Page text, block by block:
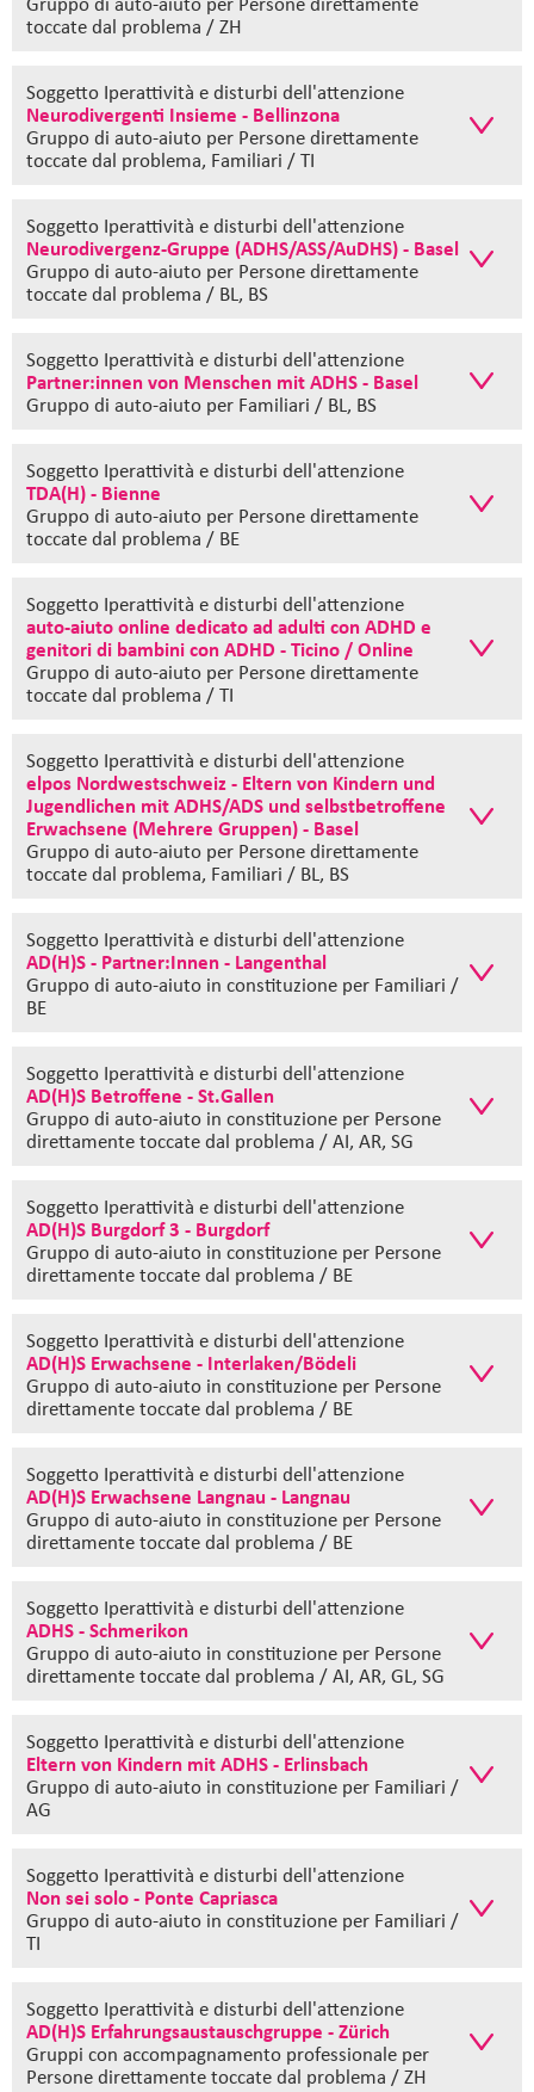
toccate dal problema / ZH
Soggetto Iperattività e disturbi dell'attenzione
Neurodivergenti Insieme - Bellinzona
Gruppo di auto-aiuto per Persone direttamente
toccate dal problema, Familiari / TI
Soggetto Iperattività e disturbi dell'attenzione
Neurodivergenz-Gruppe (ADHS/ASS/AuDHS) - Basel
Gruppo di auto-aiuto per Persone direttamente
toccate dal problema / BL, BS
Soggetto Iperattività e disturbi dell'attenzione
Partner:innen von Menschen mit ADHS - Basel
Gruppo di auto-aiuto per Familiari / BL, BS
Soggetto Iperattività e disturbi dell'attenzione
TDA(H) - Bienne
Gruppo di auto-aiuto per Persone direttamente
toccate dal problema / BE
Soggetto Iperattività e disturbi dell'attenzione
auto-aiuto online dedicato ad adulti con ADHD e
genitori di bambini con ADHD - Ticino / Online
Gruppo di auto-aiuto per Persone direttamente
toccate dal problema / TI
Soggetto Iperattività e disturbi dell'attenzione
elpos Nordwestschweiz - Eltern von Kindern und
Jugendlichen mit ADHS/ADS und selbstbetroffene
Erwachsene (Mehrere Gruppen) - Basel
Gruppo di auto-aiuto per Persone direttamente
toccate dal problema, Familiari / BL, BS
Soggetto Iperattività e disturbi dell'attenzione
AD(H)S - Partner:Innen - Langenthal
Gruppo di auto-aiuto in constituzione per Familiari /
BE
Soggetto Iperattività e disturbi dell'attenzione
AD(H)S Betroffene - St.Gallen
Gruppo di auto-aiuto in constituzione per Persone
direttamente toccate dal problema / AI, AR, SG
Soggetto Iperattività e disturbi dell'attenzione
AD(H)S Burgdorf 3 - Burgdorf
Gruppo di auto-aiuto in constituzione per Persone
direttamente toccate dal problema / BE
Soggetto Iperattività e disturbi dell'attenzione
AD(H)S Erwachsene - Interlaken/Bödeli
Gruppo di auto-aiuto in constituzione per Persone
direttamente toccate dal problema / BE
Soggetto Iperattività e disturbi dell'attenzione
AD(H)S Erwachsene Langnau - Langnau
Gruppo di auto-aiuto in constituzione per Persone
direttamente toccate dal problema / BE
Soggetto Iperattività e disturbi dell'attenzione
ADHS - Schmerikon
Gruppo di auto-aiuto in constituzione per Persone
direttamente toccate dal problema / AI, AR, GL, SG
Soggetto Iperattività e disturbi dell'attenzione
Eltern von Kindern mit ADHS - Erlinsbach
Gruppo di auto-aiuto in constituzione per Familiari /
AG
Soggetto Iperattività e disturbi dell'attenzione
Non sei solo - Ponte Capriasca
Gruppo di auto-aiuto in constituzione per Familiari /
TI
Soggetto Iperattività e disturbi dell'attenzione
AD(H)S Erfahrungsaustauschgruppe - Zürich
Gruppi con accompagnamento professionale per
Persone direttamente toccate dal problema / ZH